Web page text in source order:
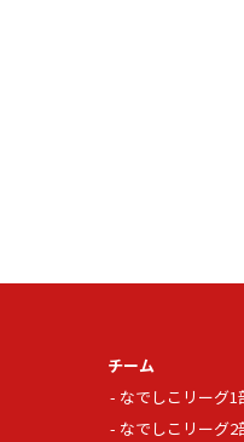
チーム
なでしこリーグ1
なでしこリーグ2